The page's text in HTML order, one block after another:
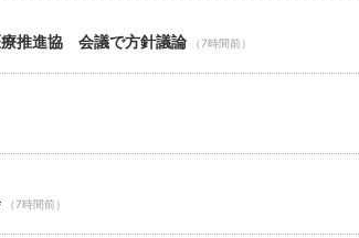
推進協 会議で方針議論 （7時間前）
（7時間前）